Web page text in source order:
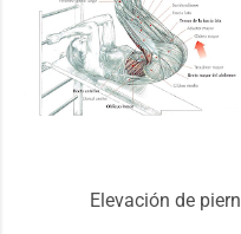
Elevación de